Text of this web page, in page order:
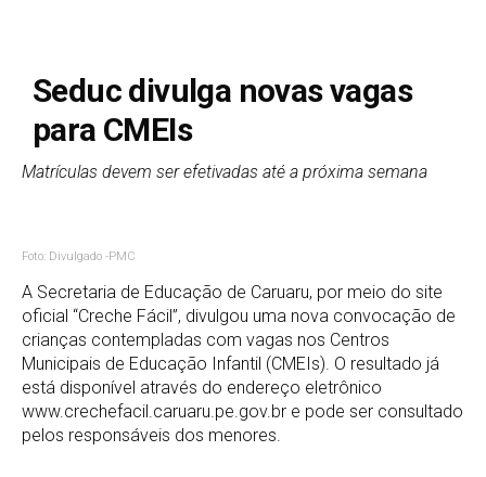
Seduc divulga novas vagas
para CMEIs
Matrículas devem ser efetivadas até a próxima semana
Foto: Divulgado -PMC
A Secretaria de Educação de Caruaru, por meio do site
oficial “Creche Fácil”, divulgou uma nova convocação de
crianças contempladas com vagas nos Centros
Municipais de Educação Infantil (CMEIs). O resultado já
está disponível através do endereço eletrônico
www.crechefacil.caruaru.pe.gov.br e pode ser consultado
pelos responsáveis dos menores.